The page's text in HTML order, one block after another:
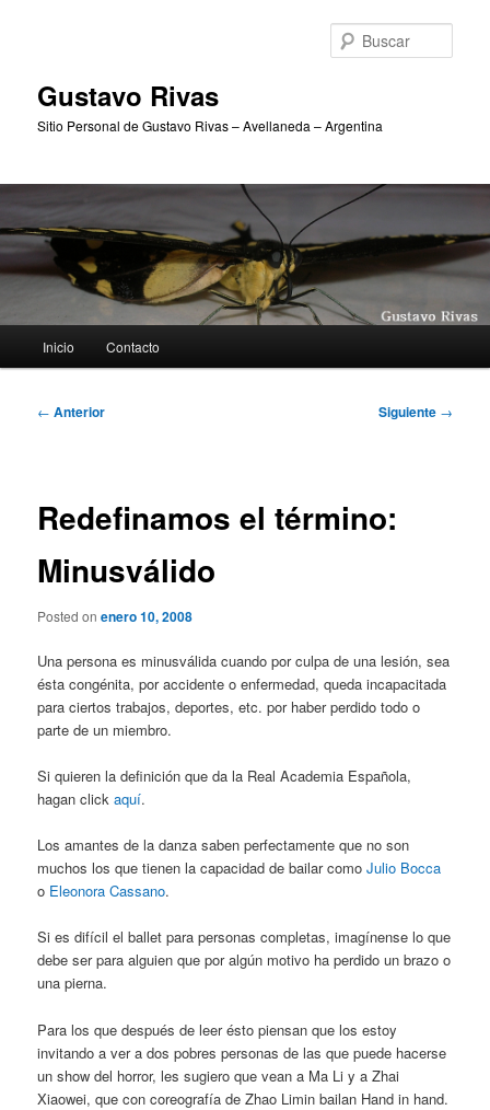
Gustavo Rivas
Sitio Personal de Gustavo Rivas – Avellaneda – Argentina
principal
Inicio Contacto
Navegación
← Anterior Siguiente →
Redefinamos el término:
Minusválido
Posted onenero 10, 2008
Una persona es minusválida cuando por culpa de una lesión, sea
ésta congénita, por accidente o enfermedad, queda incapacitada
para ciertos trabajos, deportes, etc. por haber perdido todo o
parte de un miembro.
Si quieren la definición que da la Real Academia Española,
hagan clickaquí.
Los amantes de la danza saben perfectamente que no son
muchos los que tienen la capacidad de bailar comoJulio Bocca
o Eleonora Cassano.
Si es difícil el ballet para personas completas, imagínense lo que
debe ser para alguien que por algún motivo ha perdido un brazo o
una pierna.
Para los que después de leer ésto piensan que los estoy
invitando a ver a dos pobres personas de las que puede hacerse
un show del horror, les sugiero que vean a Ma Li y a Zhai
Xiaowei, que con coreografía de Zhao Limin bailan Hand in hand.